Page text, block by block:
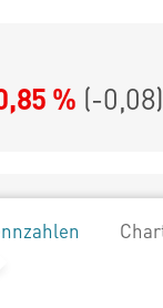
% (-0,08)